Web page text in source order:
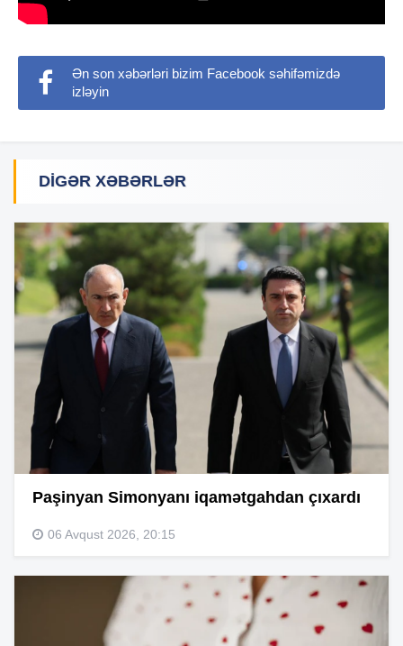
Ən son xəbərləri bizim Facebook səhifəmizdə
izləyin
DIGƏR XƏBƏRLƏR
Paşinyan Simonyanı iqamətgahdan çıxardı
06 Avqust 2026, 20:15